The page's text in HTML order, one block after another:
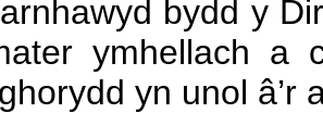
bydd y
ymhellach a
yn unol â’r